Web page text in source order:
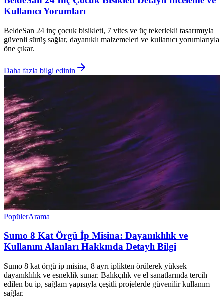
Kullanıcı Yorumları
BeldeSan 24 inç çocuk bisikleti, 7 vites ve üç tekerlekli tasarımıyla
güvenli sürüş sağlar, dayanıklı malzemeleri ve kullanıcı yorumlarıyla
öne çıkar.
Daha fazla bilgi edinin
PopülerArama
Sumo 8 Kat Örgü İp Misina: Dayanıklılık ve
Kullanım Alanları Hakkında Detaylı Bilgi
Sumo 8 kat örgü ip misina, 8 ayrı iplikten örülerek yüksek
dayanıklılık ve esneklik sunar. Balıkçılık ve el sanatlarında tercih
edilen bu ip, sağlam yapısıyla çeşitli projelerde güvenilir kullanım
sağlar.